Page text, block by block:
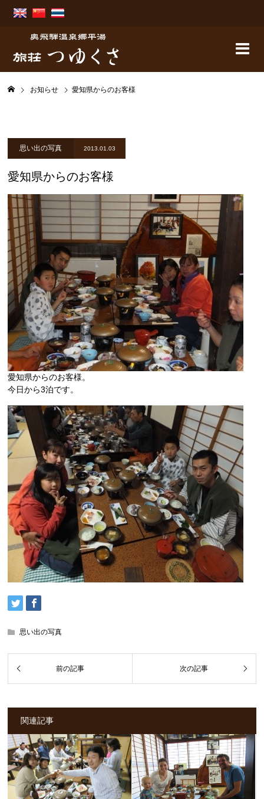
お知らせ 愛知県からのお客様
思い出の写真 2013.01.03
愛知県からのお客様
愛知県からのお客様。
今日から3泊です。
思い出の写真
関連記事